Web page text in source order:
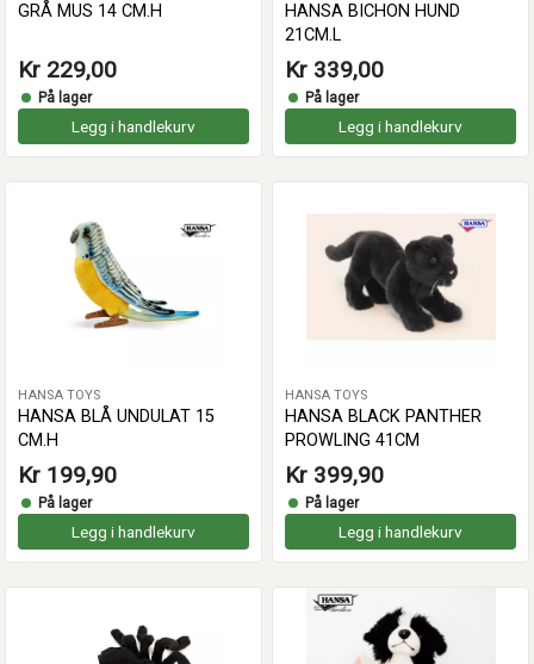
GRÅ MUS 14 CM.H
Kr 229,00
På lager
Legg i handlekurv
HANSA BICHON HUND
21CM.L
Kr 339,00
På lager
Legg i handlekurv
HANSA TOYS
HANSA BLÅ UNDULAT 15
CM.H
Kr 199,90
På lager
Legg i handlekurv
HANSA TOYS
HANSA BLACK PANTHER
PROWLING 41CM
Kr 399,90
På lager
Legg i handlekurv